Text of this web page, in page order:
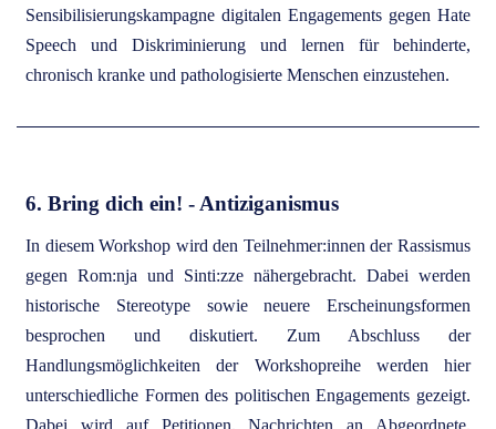
Sensibilisierungskampagne digitalen Engagements gegen Hate
Speech und Diskriminierung und lernen für behinderte,
chronisch kranke und pathologisierte Menschen einzustehen.
6. Bring dich ein! - Antiziganismus
In diesem Workshop wird den Teilnehmer:innen der Rassismus
gegen Rom:nja und Sinti:zze nähergebracht. Dabei werden
historische Stereotype sowie neuere Erscheinungsformen
besprochen und diskutiert. Zum Abschluss der
Handlungsmöglichkeiten der Workshopreihe werden hier
unterschiedliche Formen des politischen Engagements gezeigt.